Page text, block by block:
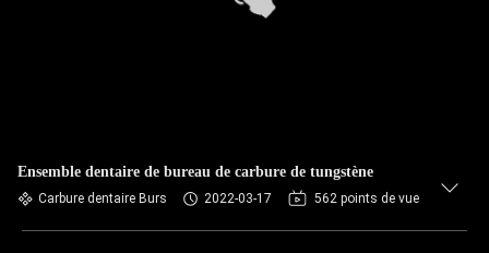
Ensemble dentaire de bureau de carbure de tungstène
Carbure dentaire Burs 2022-03-17 562 points de vue